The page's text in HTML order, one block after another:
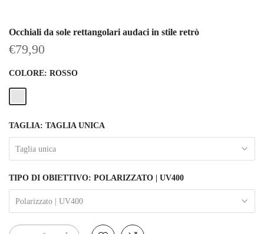
Occhiali da sole rettangolari audaci in stile retrò
€79,90
COLORE: ROSSO
TAGLIA: TAGLIA UNICA
Taglia unica
TIPO DI OBIETTIVO: POLARIZZATO | UV400
Polarizzato | UV400